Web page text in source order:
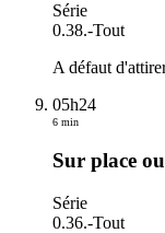
Série
0.38.-Tout
A défaut
05h24
6 min
Sur place
Série
0.36.-Tout